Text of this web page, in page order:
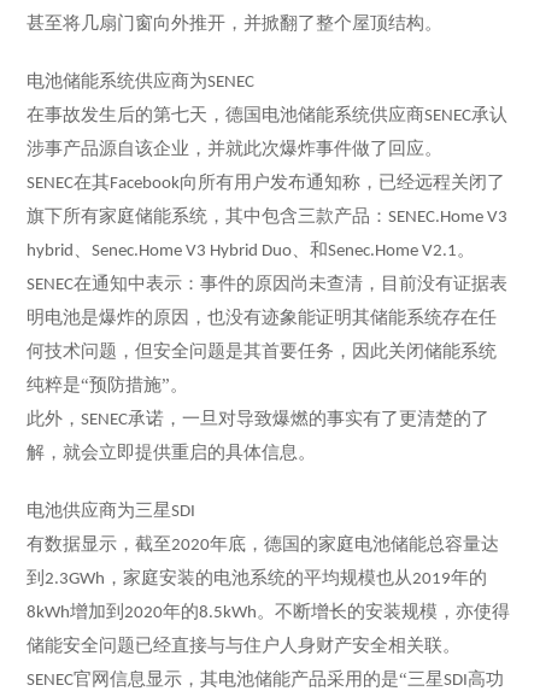
甚至将几扇门窗向外推开，并掀翻了整个屋顶结构。
电池储能系统供应商为SENEC
在事故发生后的第七天，德国电池储能系统供应商SENEC承认
涉事产品源自该企业，并就此次爆炸事件做了回应。
SENEC在其Facebook向所有用户发布通知称，已经远程关闭了
旗下所有家庭储能系统，其中包含三款产品：SENEC.Home V3
hybrid
、Senec.Home V3 Hybrid Duo 、和Senec.Home V2.1 。
SENEC在通知中表示：事件的原因尚未查清，目前没有证据表
明电池是爆炸的原因，也没有迹象能证明其储能系统存在任
何技术问题，但安全问题是其首要任务，因此关闭储能系统
纯粹是“预防措施”。
此外，SENEC承诺，一旦对导致爆燃的事实有了更清楚的了
解，就会立即提供重启的具体信息。
电池供应商为三星SDI
有数据显示，截至2020年底，德国的家庭电池储能总容量达
到 2.3GWh ，家庭安装的电池系统的平均规模也从2019年的
8kWh增加到 2020年的8.5kWh 。不断增长的安装规模，亦使得
储能安全问题已经直接与与住户人身财产安全相关联。
SENEC官网信息显示，其电池储能产品采用的是“三星SDI高功